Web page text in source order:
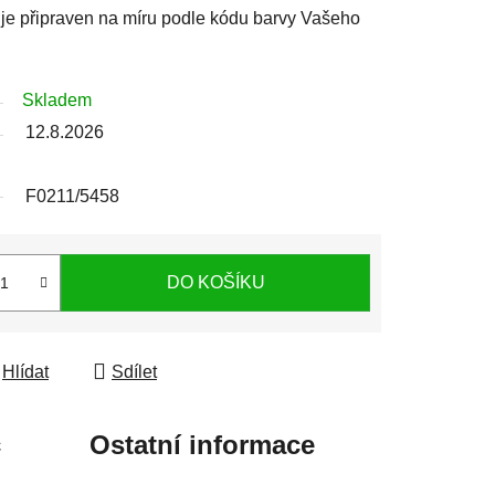
připraven na míru podle kódu barvy Vašeho
Skladem
12.8.2026
F0211/5458
DO KOŠÍKU
Hlídat Sdílet
Ostatní informace